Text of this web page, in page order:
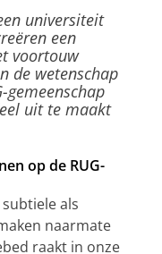
universiteit
een
voortouw
de wetenschap
gemeenschap
uit te maakt
op de RUG-
als
naarmate
raakt in onze